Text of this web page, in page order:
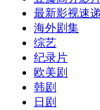
最新影视速递
海外剧集
综艺
纪录片
欧美剧
韩剧
日剧